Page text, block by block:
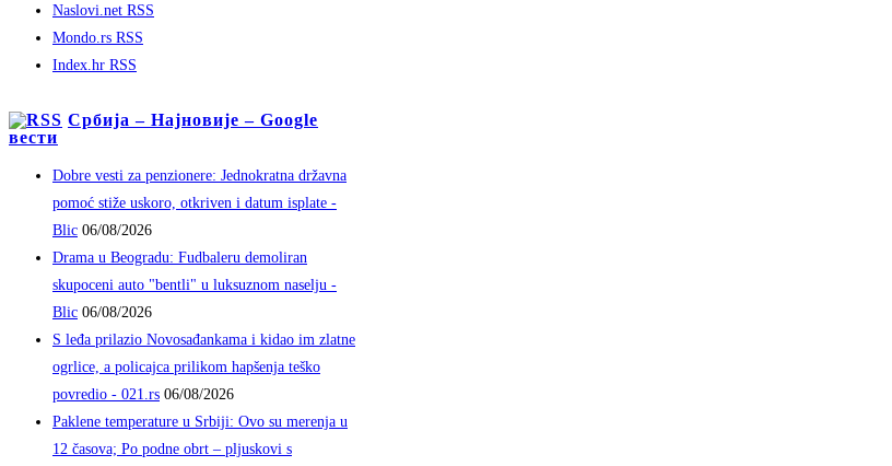
Naslovi.net RSS
Mondo.rs RSS
Index.hr RSS
Србија – Најновије – Google
вести
Dobre vesti za penzionere: Jednokratna državna
pomoć stiže uskoro, otkriven i datum isplate -
Blic 06/08/2026
Drama u Beogradu: Fudbaleru demoliran
skupoceni auto "bentli" u luksuznom naselju -
Blic 06/08/2026
S leđa prilazio Novosađankama i kidao im zlatne
ogrlice, a policajca prilikom hapšenja teško
povredio - 021.rs 06/08/2026
Paklene temperature u Srbiji: Ovo su merenja u
12 časova; Po podne obrt – pljuskovi s